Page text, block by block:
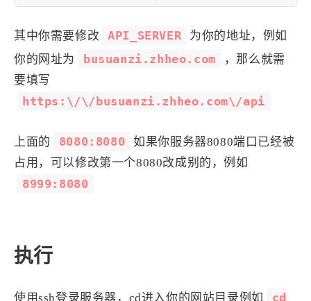
18
19
20
22
24
25
26
-
redis
environment:
WEB_CORS:
"*"
BSZ_SECRET:
"bsz"
API_SERVER:
http:\/\/
其中你需要修改 API_SERVER
为你的地址，例如
你的网址为
busuanzi.zhheo.com
，那么就需
要填写
https:\/\/busuanzi.zhheo.com\/api
上面的 8080:8080
如果你服务器8080端口已经被
占用，可以修改第一个8080改成别的，例如
8999:8080
执行
使用ssh登录服务器，cd进入你的网站目录例如
cd